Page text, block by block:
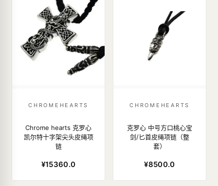
CHROMEHEARTS
Chrome hearts 克罗心
凯尔特十字架尖头皮绳项
链
¥15360.0
CHROMEHEARTS
克罗心 中号方口桃心宝
剑/匕首皮绳项链（整
套）
¥8500.0